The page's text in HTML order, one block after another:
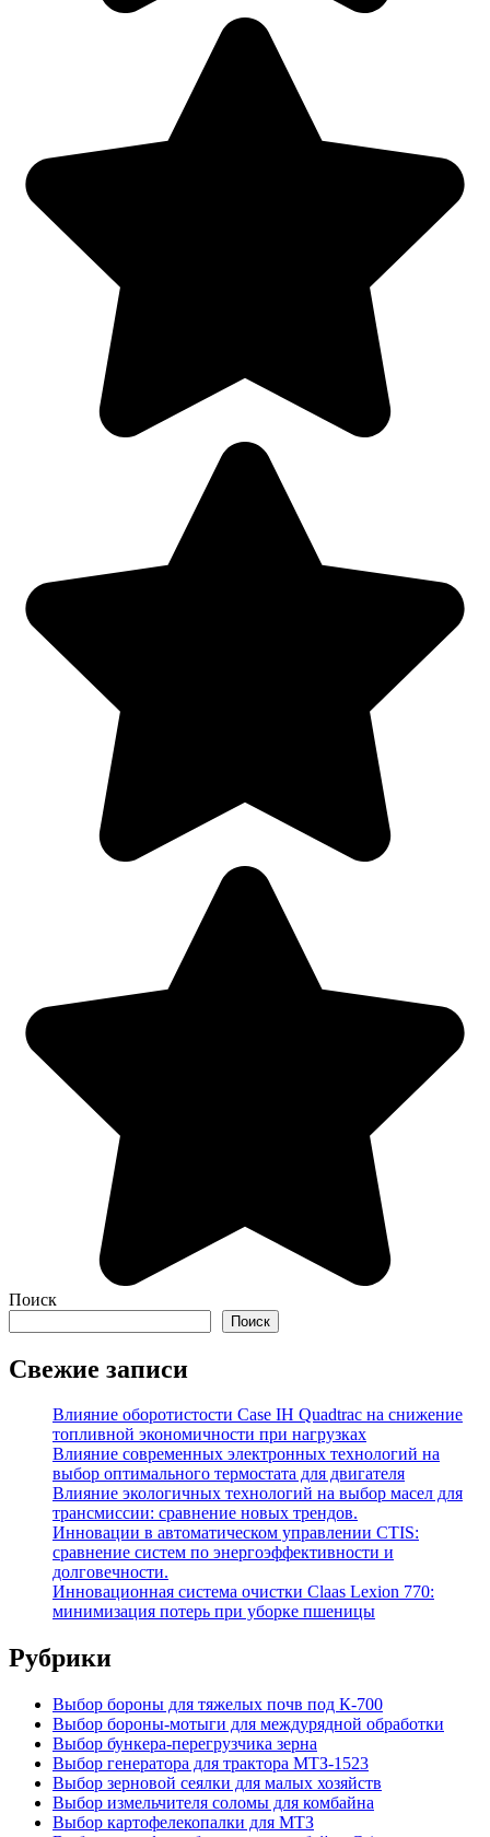
Поиск
Поиск
Свежие записи
Влияние оборотистости Case IH Quadtrac на снижение
топливной экономичности при нагрузках
Влияние современных электронных технологий на
выбор оптимального термостата для двигателя
Влияние экологичных технологий на выбор масел для
трансмиссии: сравнение новых трендов.
Инновации в автоматическом управлении CTIS:
сравнение систем по энергоэффективности и
долговечности.
Инновационная система очистки Claas Lexion 770:
минимизация потерь при уборке пшеницы
Рубрики
Выбор бороны для тяжелых почв под К-700
Выбор бороны-мотыги для междурядной обработки
Выбор бункера-перегрузчика зерна
Выбор генератора для трактора МТЗ-1523
Выбор зерновой сеялки для малых хозяйств
Выбор измельчителя соломы для комбайна
Выбор картофелекопалки для МТЗ